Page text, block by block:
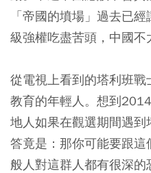
「帝國的墳場」過去已
級強權吃盡苦頭，中國不
從電視上看到的塔利班
教育的年輕人。想到
地人如果在觀選期間遇
答竟是：那你可能要跟
般人對這群人都有很深